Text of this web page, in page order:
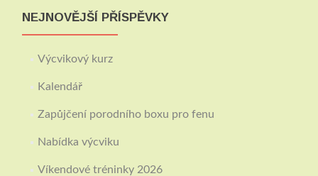
NEJNOVĚJŠÍ PŘÍSPĚVKY
Výcvikový kurz
Kalendář
Zapůjčení porodního boxu pro fenu
Nabídka výcviku
Víkendové tréninky 2026